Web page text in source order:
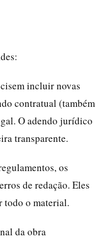
incluir novas
contratual (também
O adendo jurídico
transparente.
os
de redação. Eles
todo o material.
da obra